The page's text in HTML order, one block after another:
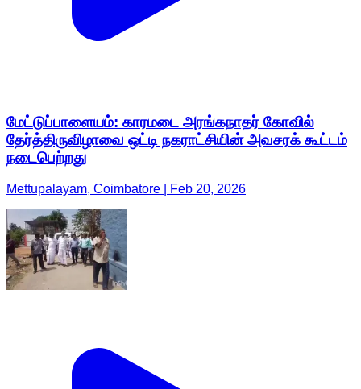
மேட்டுப்பாளையம்: காரமடை அரங்கநாதர் கோவில்
தேர்த்திருவிழாவை ஒட்டி நகராட்சியின் அவசரக் கூட்டம்
நடைபெற்றது
Mettupalayam, Coimbatore | Feb 20, 2026